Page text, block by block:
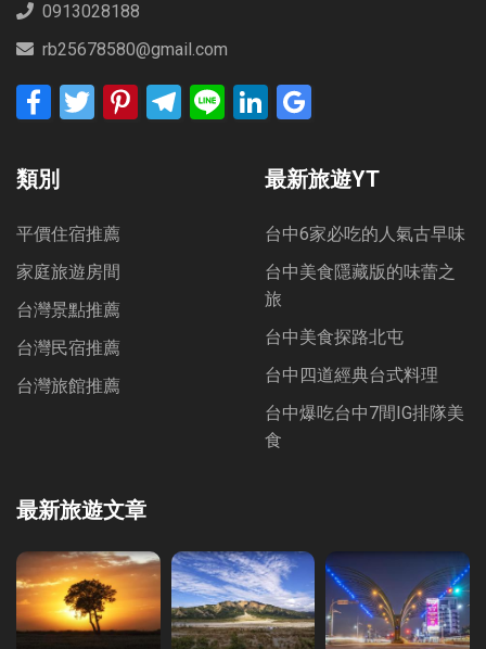
0913028188
rb25678580@gmail.com
FacebookTwitter PinterestTelegram
Line LinkedIn
類別
平價住宿推薦
家庭旅遊房間
台灣景點推薦
台灣民宿推薦
台灣旅館推薦
最新旅遊文章
最新旅遊YT
台中6家必吃的人氣古早味
台中美食隱藏版的味蕾之
旅
台中美食探路北屯
台中四道經典台式料理
台中爆吃台中7間IG排隊美
食